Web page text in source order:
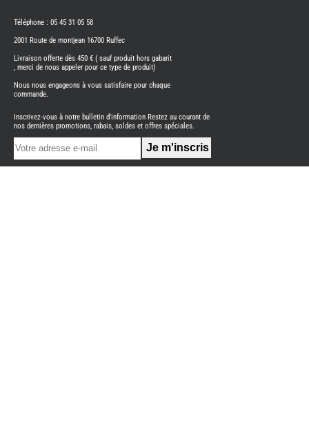
ITINEO
CAMPING-
OCCASION
CARADO
NEUFS
FOURGON
BENIMAR
FOURGON
Téléphone : 05 45 31 05 58
2001 Route de montjean 16700 Ruffec
Livraison offerte dès 450 € ( sauf produit hors gabarit
, merci de nous appeler pour ce type de produit)
Nous nous engageons à vous satisfaire pour chaque
commande.
Inscrivez-vous à notre bulletin d'information Restez au courant de
nos dernières promotions, rabais, soldes et offres spéciales.